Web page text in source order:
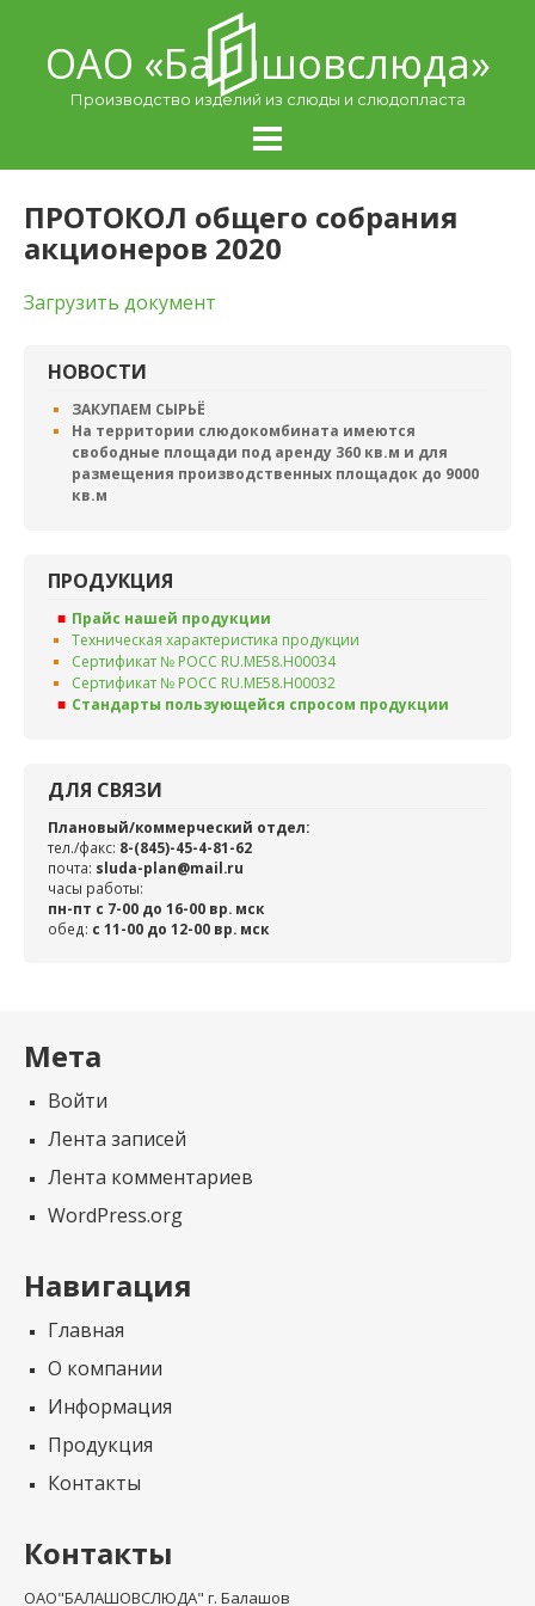
contentОАО «Балашовcлюда»
Производство изделий из слюды и слюдопласта
ПРОТОКОЛ общего собрания
акционеров 2020
Загрузить документ
НОВОСТИ
ЗАКУПАЕМ СЫРЬЁ
На территории слюдокомбината имеются
свободные площади под аренду 360 кв.м и для
размещения производственных площадок до 9000
кв.м
ПРОДУКЦИЯ
Прайс нашей продукции
Техническая характеристика продукции
Сертификат № РОСС RU.ME58.H00034
Сертификат № РОСС RU.ME58.H00032
Стандарты пользующейся спросом продукции
ДЛЯ СВЯЗИ
Плановый/коммерческий отдел:
тел./факс: 8-(845)-45-4-81-62
почта: sluda-plan@mail.ru
часы работы:
пн-пт с 7-00 до 16-00 вр. мск
обед: c 11-00 до 12-00 вр. мск
Мета
Войти
Лента записей
Лента комментариев
WordPress.org
Навигация
Главная
О компании
Информация
Продукция
Контакты
Контакты
ОАО"БАЛАШОВСЛЮДА" г. Балашов